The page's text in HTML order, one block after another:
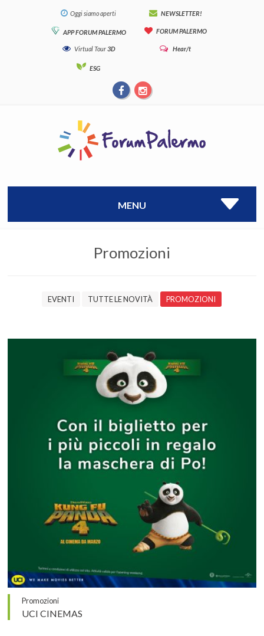
Oggi siamo aperti NEWSLETTER!
APP FORUM PALERMO FORUM PALERMO
Virtual Tour3D Hear/t
ESG
MENU
Promozioni
EVENTI TUTTE LE NOVITÀ PROMOZIONI
Promozioni
UCI CINEMAS